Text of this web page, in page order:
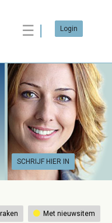
☰ Login
SCHRIJF HIER IN
Met nieuwsitem